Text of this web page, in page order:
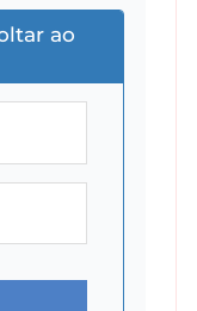
ao